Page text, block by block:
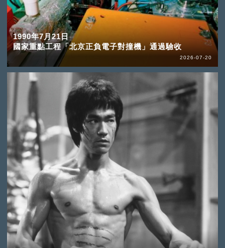
1990年7月21日
國家重點工程「北京正負電子對撞機」通過驗收
2026-07-20